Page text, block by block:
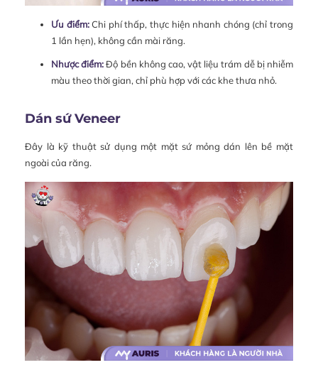
Ưu điểm:Chi phí thấp, thực hiện nhanh chóng (chỉ trong
1 lần hẹn), không cần mài răng.
Nhược điểm:Độ bền không cao, vật liệu trám dễ bị nhiễm
màu theo thời gian, chỉ phù hợp với các khe thưa nhỏ.
Dán sứ Veneer
Đây là kỹ thuật sử dụng một mặt sứ mỏng dán lên bề mặt
ngoài của răng.